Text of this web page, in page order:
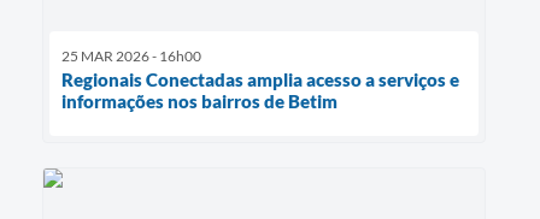
25 MAR 2026 - 16h00
Regionais Conectadas amplia acesso a serviços e
informações nos bairros de Betim